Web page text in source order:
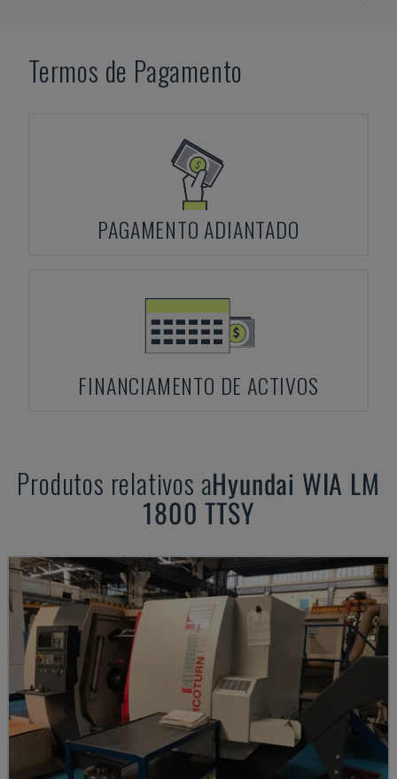
Termos de Pagamento
PAGAMENTO ADIANTADO
FINANCIAMENTO DE ACTIVOS
Produtos relativos aHyundai WIA LM
1800 TTSY